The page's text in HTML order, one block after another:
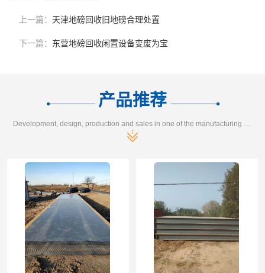
上一篇： 天津地磅回收旧地磅合理处置
下一篇： 东营地磅回收闲置设备变废为宝
产品推荐
Development, design, production and sales in one of the manufacturing enterprises